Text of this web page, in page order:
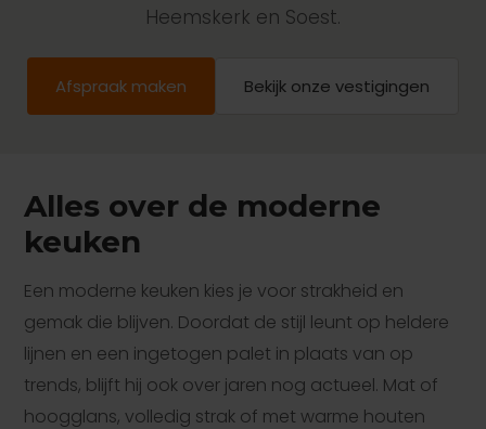
Heemskerk en Soest.
Afspraak maken Bekijk onze vestigingen
Alles over de moderne
keuken
Een moderne keuken kies je voor strakheid en
gemak die blijven. Doordat de stijl leunt op heldere
lijnen en een ingetogen palet in plaats van op
trends, blijft hij ook over jaren nog actueel. Mat of
hoogglans, volledig strak of met warme houten